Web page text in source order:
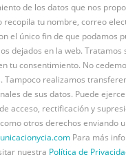
de los datos que nos
recopila tu nombre, correo
el único fin de que podamos
dejados en la web. Tratamos
tu consentimiento. No
Tampoco realizamos
de sus datos. Puede
acceso, rectificación y
otros derechos enviando
Para más
nuestra Política de